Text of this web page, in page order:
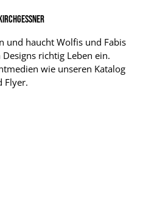
und haucht Wolfis und Fabis
richtig Leben ein.
wie unseren Katalog
Flyer.